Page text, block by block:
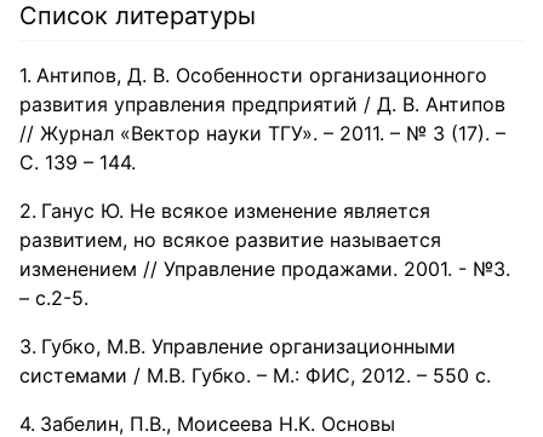
Список литературы
Антипов, Д. В. Особенности организационного
развития управления предприятий / Д. В. Антипов
// Журнал «Вектор науки ТГУ». – 2011. – № 3 (17). –
С. 139 – 144.
Ганус Ю. Не всякое изменение является
развитием, но всякое развитие называется
изменением // Управление продажами. 2001. - №3.
– с.2-5.
Губко, М.В. Управление организационными
системами / М.В. Губко. – М.: ФИС, 2012. – 550 с.
Забелин, П.В., Моисеева Н.К. Основы